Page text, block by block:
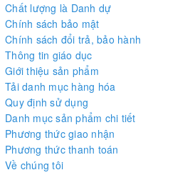
Chất lượng là Danh dự
Chính sách bảo mật
Chính sách đổi trả, bảo hành
Thông tin giáo dục
Giới thiệu sản phẩm
Tải danh mục hàng hóa
Quy định sử dụng
Danh mục sản phẩm chi tiết
Phương thức giao nhận
Phương thức thanh toán
Về chúng tôi